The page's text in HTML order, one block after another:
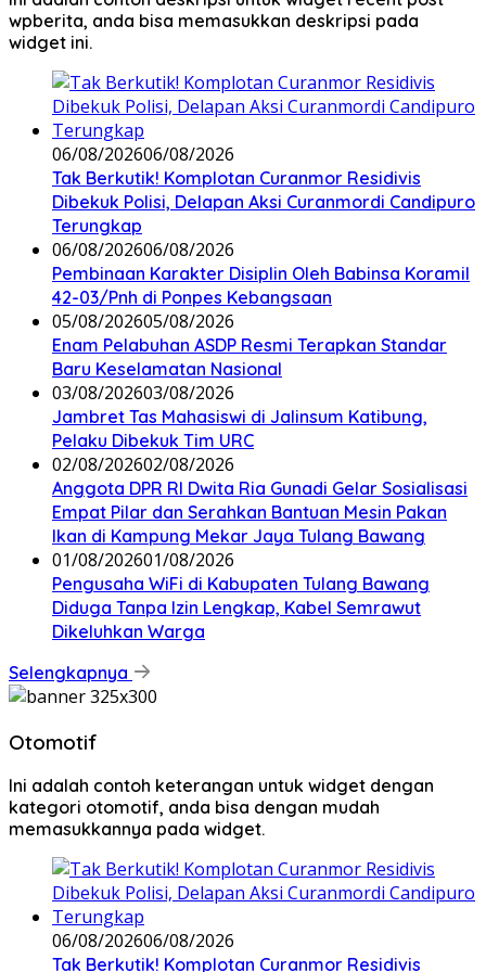
wpberita, anda bisa memasukkan deskripsi pada
widget ini.
06/08/202606/08/2026
Tak Berkutik! Komplotan Curanmor Residivis
Dibekuk Polisi, Delapan Aksi Curanmordi Candipuro
Terungkap
06/08/202606/08/2026
Pembinaan Karakter Disiplin Oleh Babinsa Koramil
42-03/Pnh di Ponpes Kebangsaan
05/08/202605/08/2026
Enam Pelabuhan ASDP Resmi Terapkan Standar
Baru Keselamatan Nasional
03/08/202603/08/2026
Jambret Tas Mahasiswi di Jalinsum Katibung,
Pelaku Dibekuk Tim URC
02/08/202602/08/2026
Anggota DPR RI Dwita Ria Gunadi Gelar Sosialisasi
Empat Pilar dan Serahkan Bantuan Mesin Pakan
Ikan di Kampung Mekar Jaya Tulang Bawang
01/08/202601/08/2026
Pengusaha WiFi di Kabupaten Tulang Bawang
Diduga Tanpa Izin Lengkap, Kabel Semrawut
Dikeluhkan Warga
Selengkapnya
Otomotif
Ini adalah contoh keterangan untuk widget dengan
kategori otomotif, anda bisa dengan mudah
memasukkannya pada widget.
06/08/202606/08/2026
Tak Berkutik! Komplotan Curanmor Residivis